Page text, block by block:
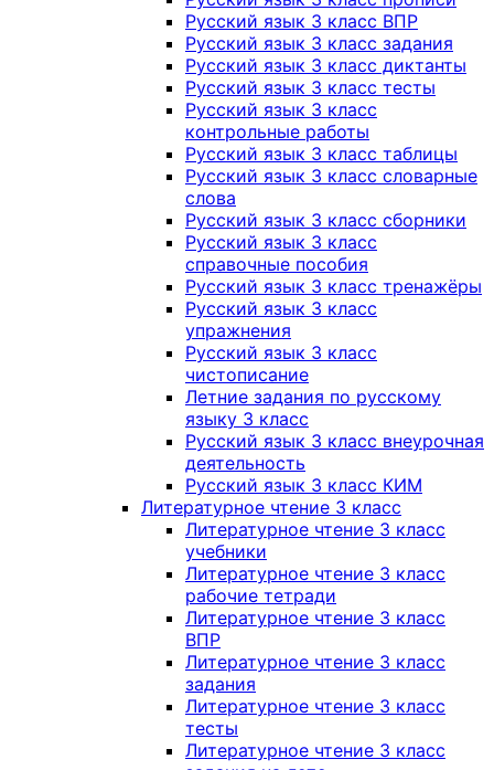
Русский язык 3 класс ВПР
Русский язык 3 класс задания
Русский язык 3 класс диктанты
Русский язык 3 класс тесты
Русский язык 3 класс
контрольные работы
Русский язык 3 класс таблицы
Русский язык 3 класс словарные
слова
Русский язык 3 класс сборники
Русский язык 3 класс
справочные пособия
Русский язык 3 класс тренажёры
Русский язык 3 класс
упражнения
Русский язык 3 класс
чистописание
Летние задания по русскому
языку 3 класс
Русский язык 3 класс внеурочная
деятельность
Русский язык 3 класс КИМ
Литературное чтение 3 класс
Литературное чтение 3 класс
учебники
Литературное чтение 3 класс
рабочие тетради
Литературное чтение 3 класс
ВПР
Литературное чтение 3 класс
задания
Литературное чтение 3 класс
тесты
Литературное чтение 3 класс